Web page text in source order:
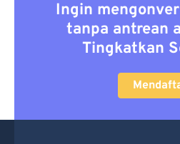
Ingin
tanpa antrean
Tingkatkan